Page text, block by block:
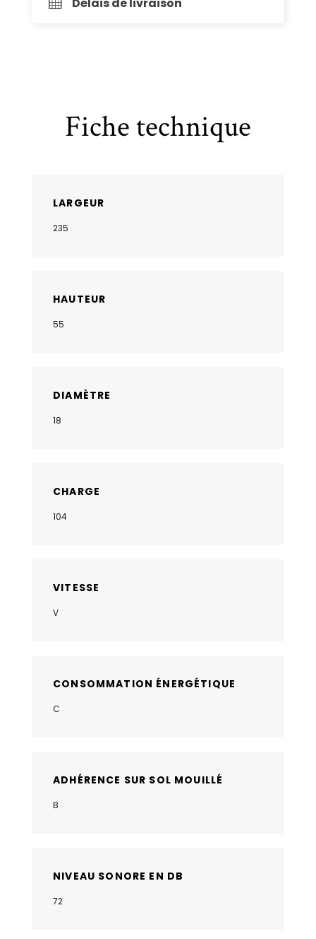
Fiche technique
LARGEUR
235
HAUTEUR
55
DIAMÈTRE
18
CHARGE
104
VITESSE
V
CONSOMMATION ÉNERGÉTIQUE
C
ADHÉRENCE SUR SOL MOUILLÉ
B
NIVEAU SONORE EN DB
72